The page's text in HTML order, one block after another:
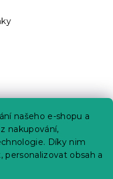
našeho e-shopu a
nakupování,
Díky nim
obsah a